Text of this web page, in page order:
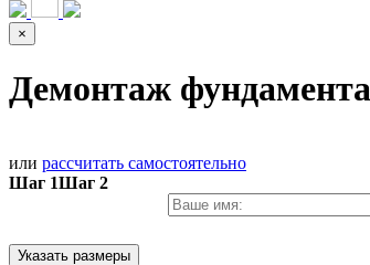
×
Демонтаж
или рассчитать самостоятельно
Шаг 1Шаг 2
Указать размеры